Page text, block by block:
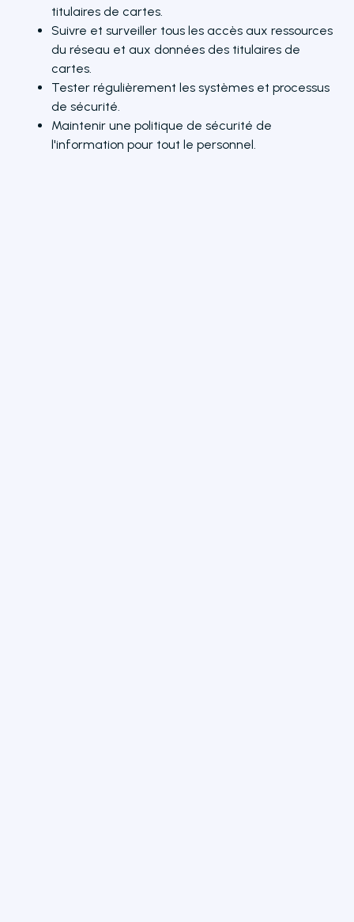
titulaires de cartes.
Suivre et surveiller tous les accès aux ressources
du réseau et aux données des titulaires de
cartes.
Tester régulièrement les systèmes et processus
de sécurité.
Maintenir une politique de sécurité de
l'information pour tout le personnel.